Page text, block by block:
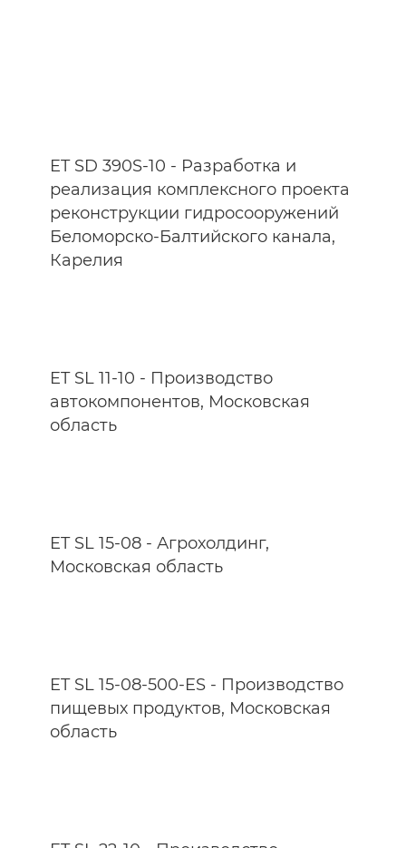
ET SD 390S-10 - Разработка и
реализация комплексного проекта
реконструкции гидросооружений
Беломорско-Балтийского канала,
Карелия
ET SL 11-10 - Производство
автокомпонентов, Московская
область
ET SL 15-08 - Агрохолдинг,
Московская область
ET SL 15-08-500-ES - Производство
пищевых продуктов, Московская
область